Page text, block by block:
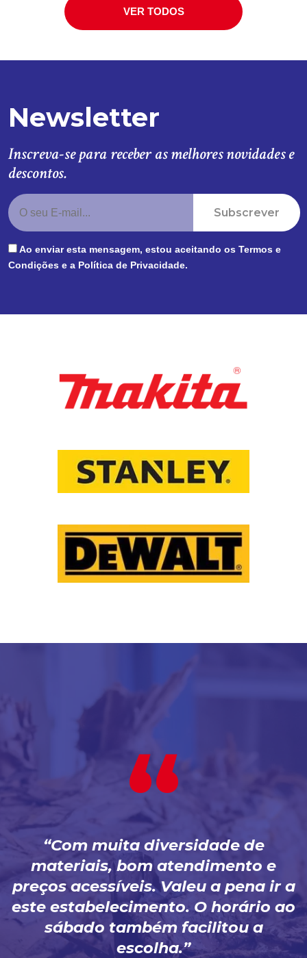
VER TODOS
Newsletter
Inscreva-se para receber as melhores novidades e
descontos.
Subscrever
Ao enviar esta mensagem, estou aceitando os Termos e
Condições e a Política de Privacidade.
Com muita diversidade de
materiais, bom atendimento e
preços acessíveis. Valeu a pena ir a
este estabelecimento. O horário ao
sábado também facilitou a
escolha.